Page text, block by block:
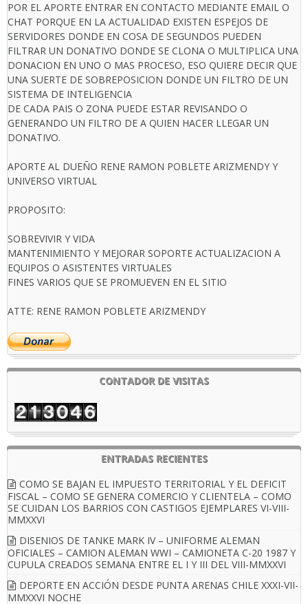
POR EL APORTE ENTRAR EN CONTACTO MEDIANTE EMAIL O
CHAT PORQUE EN LA ACTUALIDAD EXISTEN ESPEJOS DE
SERVIDORES DONDE EN COSA DE SEGUNDOS PUEDEN
FILTRAR UN DONATIVO DONDE SE CLONA O MULTIPLICA UNA
DONACION EN UNO O MAS PROCESO, ESO QUIERE DECIR QUE
UNA SUERTE DE SOBREPOSICION DONDE UN FILTRO DE UN
SISTEMA DE INTELIGENCIA
DE CADA PAIS O ZONA PUEDE ESTAR REVISANDO O
GENERANDO UN FILTRO DE A QUIEN HACER LLEGAR UN
DONATIVO.
APORTE AL DUEÑO RENE RAMON POBLETE ARIZMENDY Y
UNIVERSO VIRTUAL
PROPOSITO:
SOBREVIVIR Y VIDA
MANTENIMIENTO Y MEJORAR SOPORTE ACTUALIZACION A
EQUIPOS O ASISTENTES VIRTUALES
FINES VARIOS QUE SE PROMUEVEN EN EL SITIO
ATTE: RENE RAMON POBLETE ARIZMENDY
CONTADOR DE VISITAS
ENTRADAS RECIENTES
COMO SE BAJAN EL IMPUESTO TERRITORIAL Y EL DEFICIT
FISCAL – COMO SE GENERA COMERCIO Y CLIENTELA – COMO
SE CUIDAN LOS BARRIOS CON CASTIGOS EJEMPLARES VI-VIII-
MMXXVI
DISENIOS DE TANKE MARK IV – UNIFORME ALEMAN
OFICIALES – CAMION ALEMAN WWI – CAMIONETA C-20 1987 Y
CUPULA CREADOS SEMANA ENTRE EL I Y III DEL VIII-MMXXVI
DEPORTE EN ACCIÓN DESDE PUNTA ARENAS CHILE XXXI-VII-
MMXXVI NOCHE